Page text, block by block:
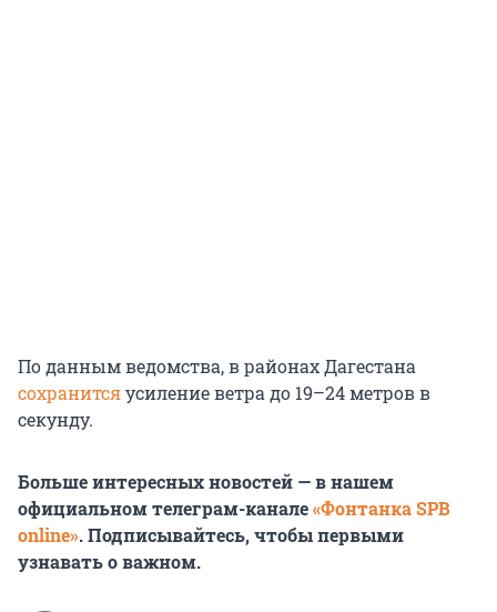
По данным ведомства, в районах Дагестана
сохранитсяусиление ветра до 19–24 метров в
секунду.
Больше интересных новостей — в нашем
официальном телеграм-канале«Фонтанка SPB
online». Подписывайтесь, чтобы первыми
узнавать о важном.